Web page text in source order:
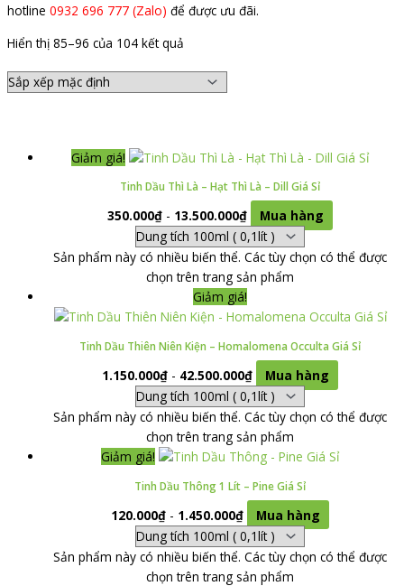
hotline 0932 696 777 (Zalo) để được ưu đãi.
Hiển thị 85–96 của 104 kết quả
Giảm giá!
Tinh Dầu Thì Là – Hạt Thì Là – Dill Giá Sỉ
350.000₫- 13.500.000₫ Mua hàng
Sản phẩm này có nhiều biến thể. Các tùy chọn có thể được
chọn trên trang sản phẩm
Giảm giá!
Tinh Dầu Thiên Niên Kiện – Homalomena Occulta Giá Sỉ
1.150.000₫- 42.500.000₫ Mua hàng
Sản phẩm này có nhiều biến thể. Các tùy chọn có thể được
chọn trên trang sản phẩm
Giảm giá!
Tinh Dầu Thông 1 Lít – Pine Giá Sỉ
120.000₫- 1.450.000₫ Mua hàng
Sản phẩm này có nhiều biến thể. Các tùy chọn có thể được
chọn trên trang sản phẩm